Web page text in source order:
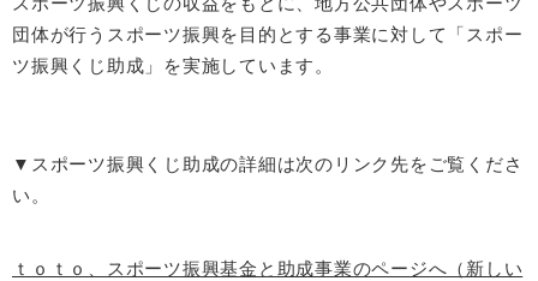
団体が行うスポーツ振興を目的とする事業に対して「スポー
ツ振興くじ助成」を実施しています。
▼スポーツ振興くじ助成の詳細は次のリンク先をご覧くださ
い。
ｔｏｔｏ、スポーツ振興基金と助成事業のページへ（新しい